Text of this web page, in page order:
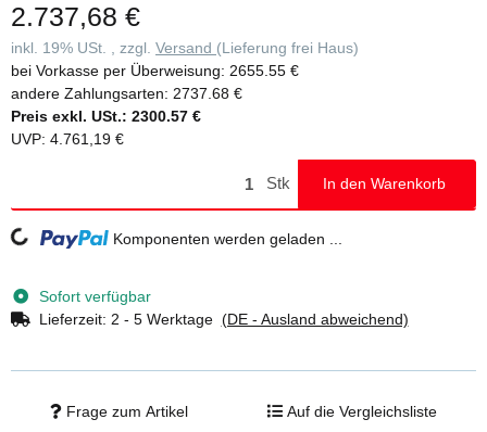
Absturzsicherung • Werkzeugloser Auf- und Abbau dank
Steckverbindungen und Schnellverschlüssen • Geringes Gewicht
der Einzelteile für ein einfaches Handling • Unterschiedliche
Plattformlängen erhältlich (1,80 / 2,45 / 3,0 m) • Arbeitshöhen bis
12,4 m • GS-geprüft nach DIN EN 1004 • Lastklasse/Gerüstgruppe
3: 2,0 kN/m²
2.737,68 €
inkl. 19% USt. , zzgl. Versand (Lieferung frei Haus)
bei Vorkasse per Überweisung: 2655.55 €
andere Zahlungsarten: 2737.68 €
Preis exkl. USt.: 2300.57 €
UVP: 4.761,19 €
Stk In den Warenkorb
Loading... Komponenten werden geladen ...
Sofort verfügbar
Lieferzeit: 2 - 5 Werktage (DE - Ausland abweichend)
Frage zum Artikel Auf die Vergleichsliste